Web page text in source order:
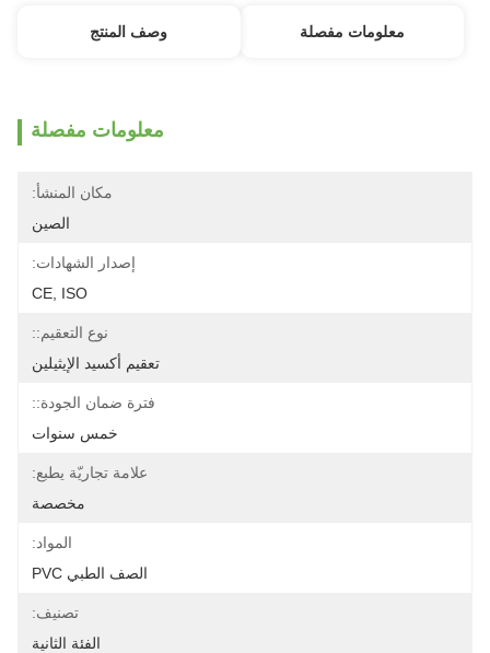
معلومات مفصلة وصف المنتج
معلومات مفصلة
مكان المنشأ:
الصين
إصدار الشهادات:
CE, ISO
نوع التعقيم::
تعقيم أكسيد الإيثيلين
فترة ضمان الجودة::
خمس سنوات
علامة تجاريّة يطبع:
مخصصة
المواد:
الصف الطبي PVC
تصنيف:
الفئة الثانية